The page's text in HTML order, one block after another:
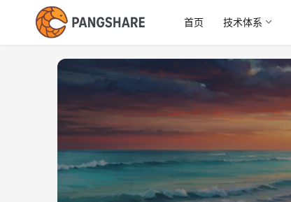
首页 技术体系